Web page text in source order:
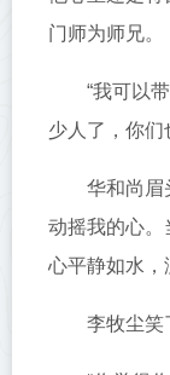
门师为师兄。
“我可以
少人了，你们
华和尚眉
动摇我的心。
心平静如水，
李牧尘笑